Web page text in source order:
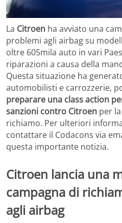
La Citroen ha avviato una
problemi agli airbag su
oltre 605mila auto in vari
riparazioni a causa della
Questa situazione ha
automobilisti e carrozzerie,
preparare una class action
sanzioni contro Citroen per
richiamo. Per ulteriori
contattare il Codacons via
questa importante notizia.
Citroen lancia una
campagna di
agli airbag